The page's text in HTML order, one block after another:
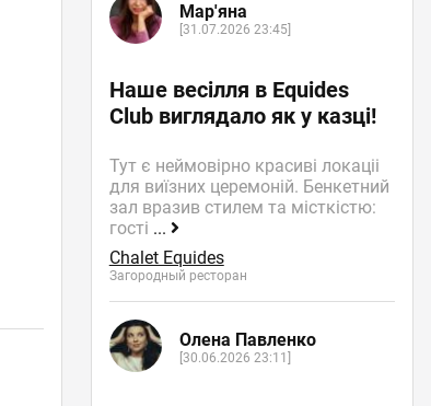
Мар'яна
[31.07.2026 23:45]
Наше весілля в Equides
Club виглядало як у казці!
Тут є неймовірно красиві локаціі
для виїзних церемоній. Бенкетний
зал вразив стилем та місткістю:
гості ...
Chalet Equides
Загородный ресторан
Олена Павленко
[30.06.2026 23:11]